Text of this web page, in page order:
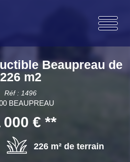
Beaupreau de
226 m2
Réf : 1496
BEAUPREAU
000 € **
226 m² de terrain